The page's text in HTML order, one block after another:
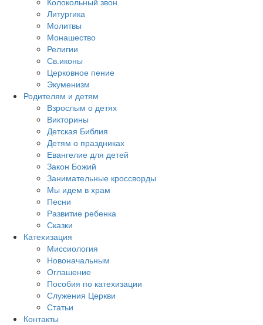
Литургика
Молитвы
Монашество
Религии
Св.иконы
Церковное пение
Экуменизм
Родителям и детям
Взрослым о детях
Викторины
Детская Библия
Детям о праздниках
Евангелие для детей
Закон Божий
Занимательные кроссворды
Мы идем в храм
Песни
Развитие ребенка
Сказки
Катехизация
Миссиология
Новоначальным
Оглашение
Пособия по катехизации
Служения Церкви
Статьи
Контакты